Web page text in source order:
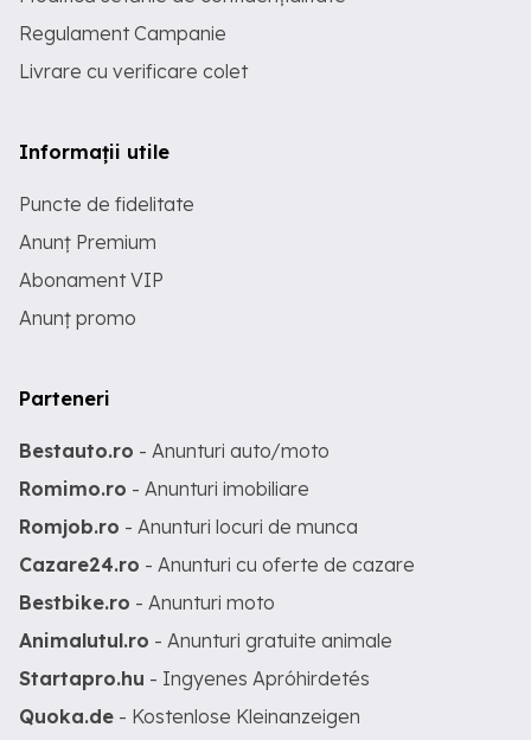
Regulament Campanie
Livrare cu verificare colet
Informații utile
Puncte de fidelitate
Anunț Premium
Abonament VIP
Anunț promo
Parteneri
Bestauto.ro - Anunturi auto/moto
Romimo.ro - Anunturi imobiliare
Romjob.ro - Anunturi locuri de munca
Cazare24.ro - Anunturi cu oferte de cazare
Bestbike.ro - Anunturi moto
Animalutul.ro - Anunturi gratuite animale
Startapro.hu - Ingyenes Apróhirdetés
Quoka.de - Kostenlose Kleinanzeigen